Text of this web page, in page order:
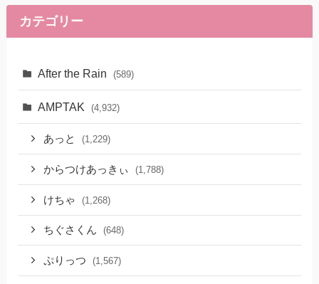
カテゴリー
After the Rain (589)
AMPTAK (4,932)
あっと (1,229)
からつけあっきぃ (1,788)
けちゃ (1,268)
ちぐさくん (648)
ぷりっつ (1,567)